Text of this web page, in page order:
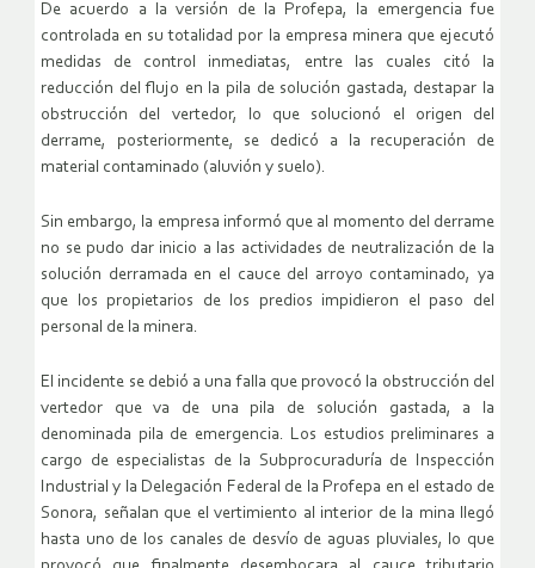
De acuerdo a la versión de la Profepa, la emergencia fue
controlada en su totalidad por la empresa minera que ejecutó
medidas de control inmediatas, entre las cuales citó la
reducción del flujo en la pila de solución gastada, destapar la
obstrucción del vertedor, lo que solucionó el origen del
derrame, posteriormente, se dedicó a la recuperación de
material contaminado (aluvión y suelo).
Sin embargo, la empresa informó que al momento del derrame
no se pudo dar inicio a las actividades de neutralización de la
solución derramada en el cauce del arroyo contaminado, ya
que los propietarios de los predios impidieron el paso del
personal de la minera.
El incidente se debió a una falla que provocó la obstrucción del
vertedor que va de una pila de solución gastada, a la
denominada pila de emergencia. Los estudios preliminares a
cargo de especialistas de la Subprocuraduría de Inspección
Industrial y la Delegación Federal de la Profepa en el estado de
Sonora, señalan que el vertimiento al interior de la mina llegó
hasta uno de los canales de desvío de aguas pluviales, lo que